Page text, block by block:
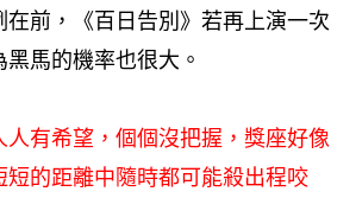
在前，《百日告別》若再上演一次
馬的機率也很大。
人有希望，個個沒把握，獎座好像
短的距離中隨時都可能殺出程咬